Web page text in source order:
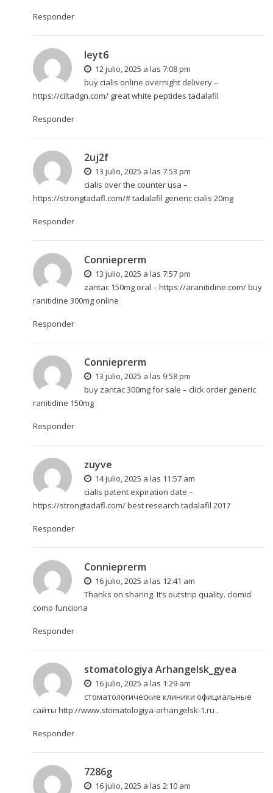
Responder
leyt6
12 julio, 2025 a las 7:08 pm
buy cialis online overnight delivery –
https://ciltadgn.com/great white peptides tadalafil
Responder
2uj2f
13 julio, 2025 a las 7:53 pm
cialis over the counter usa –
https://strongtadafl.com/#tadalafil generic cialis 20mg
Responder
Connieprerm
13 julio, 2025 a las 7:57 pm
zantac 150mg oral – https://aranitidine.com/buy
ranitidine 300mg online
Responder
Connieprerm
13 julio, 2025 a las 9:58 pm
buy zantac 300mg for sale – clickorder generic
ranitidine 150mg
Responder
zuyve
14 julio, 2025 a las 11:57 am
cialis patent expiration date –
https://strongtadafl.com/best research tadalafil 2017
Responder
Connieprerm
16 julio, 2025 a las 12:41 am
Thanks on sharing. It’s outstrip quality. clomid
como funciona
Responder
stomatologiya Arhangelsk_gyea
16 julio, 2025 a las 1:29 am
стоматологические клиники официальные
сайты http://www.stomatologiya-arhangelsk-1.ru .
Responder
7286g
16 julio, 2025 a las 2:10 am